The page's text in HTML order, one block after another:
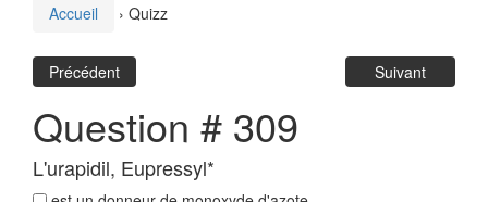
Accueil › Quizz
Précédent Suivant
Question # 309
L'urapidil, Eupressyl*